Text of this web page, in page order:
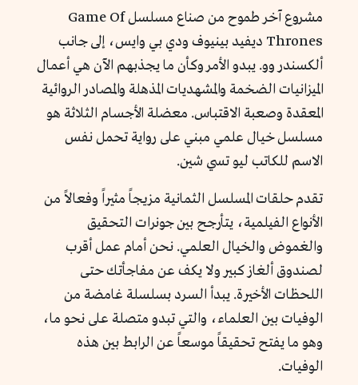
مشروع آخر طموح من صناع مسلسل Game Of
Thrones ديفيد بينيوف ودي بي وايس، إلى جانب
ألكسندر وو. يبدو الأمر وكأن ما يجذبهم الآن هي أعمال
الميزانيات الضخمة والمشهديات المذهلة والمصادر الروائية
المعقدة وصعبة الاقتباس. معضلة الأجسام الثلاثة ‏هو
مسلسل خيال علمي مبني على رواية تحمل نفس
الاسم للكاتب ليو تسي شين.
تقدم حلقات المسلسل الثمانية مزيجاً مثيراً وفعالاً من
الأنواع الفيلمية، يتأرجح بين جونرات التحقيق
والغموض والخيال العلمي. نحن أمام عمل أقرب
لصندوق ألغاز كبير ولا يكف عن مفاجأتك حتى
اللحظات الأخيرة. يبدأ السرد بسلسلة غامضة من
الوفيات بين العلماء، والتي تبدو متصلة على نحو ما،
وهو ما يفتح تحقيقاً موسعاً عن الرابط بين هذه
الوفيات.